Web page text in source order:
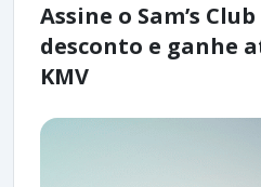
Assine o Sam’s
desconto e ganhe
KMV